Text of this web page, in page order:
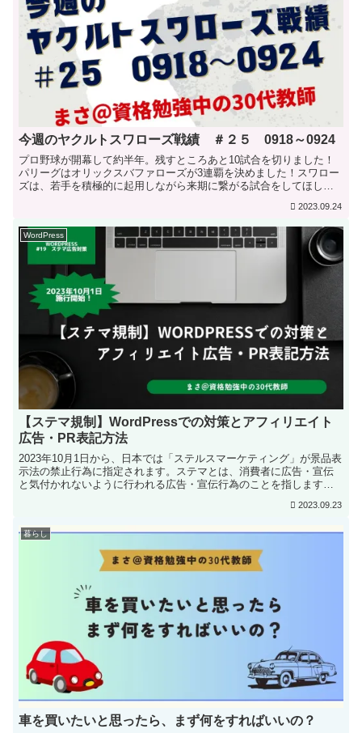
今週のヤクルトスワローズ戦績 ＃２５ 0918～0924
プロ野球が開幕して約半年。残すところあと10試合を切りました！
パリーグはオリックスバファローズが3連覇を決めました！スワロー
ズは、若手を積極的に起用しながら来期に繋がる試合をしてほしい
2023.09.24
WordPress
【ステマ規制】WordPressでの対策とアフィリエイト
広告・PR表記方法
2023年10月1日から、日本では「ステルスマーケティング」が景品表
示法の禁止行為に指定されます。ステマとは、消費者に広告・宣伝
と気付かれないように行われる広告・宣伝行為のことを指します。
2023.09.23
暮らし
車を買いたいと思ったら、まず何をすればいいの？